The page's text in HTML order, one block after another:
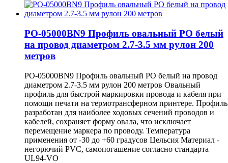
PO-05000BN9 Профиль овальный PO белый
на провод диаметром 2.7-3.5 мм рулон 200
метров
PO-05000BN9 Профиль овальный PO белый на провод
диаметром 2.7-3.5 мм рулон 200 метров Овальный
профиль для быстрой маркировки провода и кабеля при
помощи печати на термотрансферном принтере. Профиль
разработан для наиболее ходовых сечений проводов и
кабелей, сохраняет форму овала, что исключает
перемещение маркера по проводу. Температура
применения от -30 до +60 градусов Цельсия Материал -
негорючий PVC, самопогашение согласно стандарта
UL94-VO